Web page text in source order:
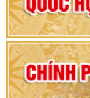
80
vì